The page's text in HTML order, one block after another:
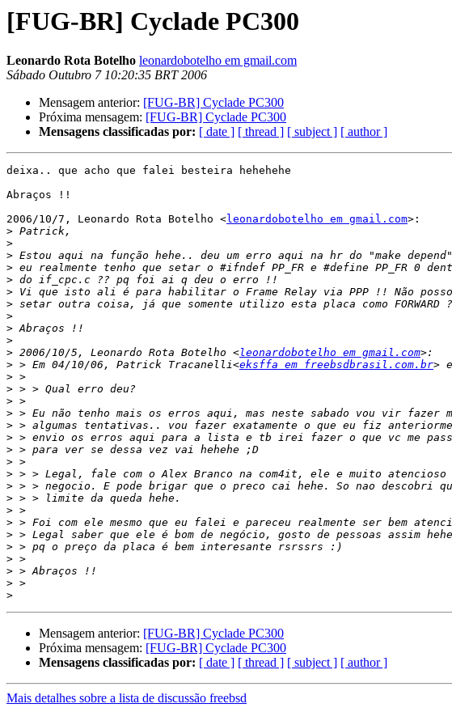
[FUG-BR] Cyclade PC300
Leonardo Rota Botelho leonardobotelho em gmail.com
Sábado Outubro 7 10:20:35 BRT 2006
Mensagem anterior: [FUG-BR] Cyclade PC300
Próxima mensagem: [FUG-BR] Cyclade PC300
Mensagens classificadas por: [ date ] [ thread ] [ subject ] [ author ]
deixa.. que acho que falei besteira hehehehe
Abraços !!
2006/10/7, Leonardo Rota Botelho <leonardobotelho em gmail.com>:
>
>
>
>
>
>
>
>
>
>
> 2006/10/5, Leonardo Rota Botelho <leonardobotelho em gmail.com
> > Em 04/10/06, Patrick Tracanelli<eksffa em freebsdbrasil.com.br
>
>
>
>
>
>
>
>
>
>
>
>
>
>
>
>
>
>
>
Mensagem anterior: [FUG-BR] Cyclade PC300
Próxima mensagem: [FUG-BR] Cyclade PC300
Mensagens classificadas por: [ date ] [ thread ] [ subject ] [ author ]
Mais detalhes sobre a lista de discussão freebsd